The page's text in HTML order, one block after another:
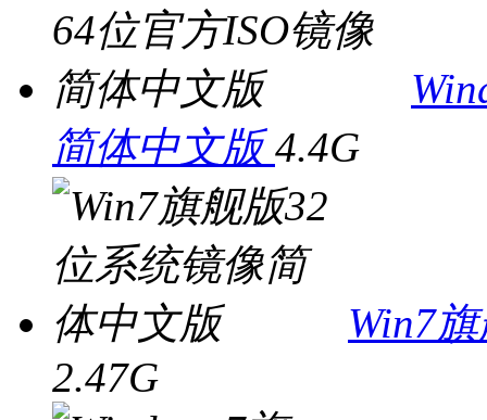
简体中文版4.4G
Win7
2.47G